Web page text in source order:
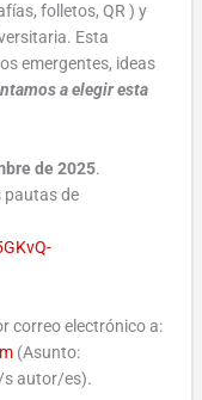
folletos, QR ) y
Esta
emergentes, ideas
a elegir esta
de 2025.
pautas de
correo electrónico a:
(Asunto:
s autor/es).